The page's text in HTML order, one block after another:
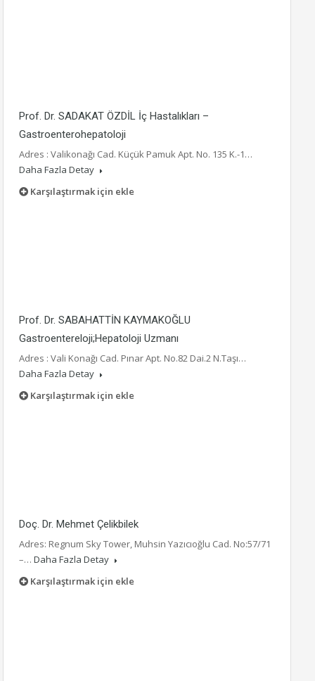
Prof. Dr. SADAKAT ÖZDİL İç Hastalıkları –
Gastroenterohepatoloji
Adres : Valikonağı Cad. Küçük Pamuk Apt. No. 135 K.-1…
Daha Fazla Detay
Karşılaştırmak için ekle
Prof. Dr. SABAHATTİN KAYMAKOĞLU
Gastroentereloji;Hepatoloji Uzmanı
Adres : Vali Konağı Cad. Pınar Apt. No.82 Dai.2 N.Taşı…
Daha Fazla Detay
Karşılaştırmak için ekle
Doç. Dr. Mehmet Çelikbilek
Adres: Regnum Sky Tower, Muhsin Yazıcıoğlu Cad. No:57/71
–… Daha Fazla Detay
Karşılaştırmak için ekle